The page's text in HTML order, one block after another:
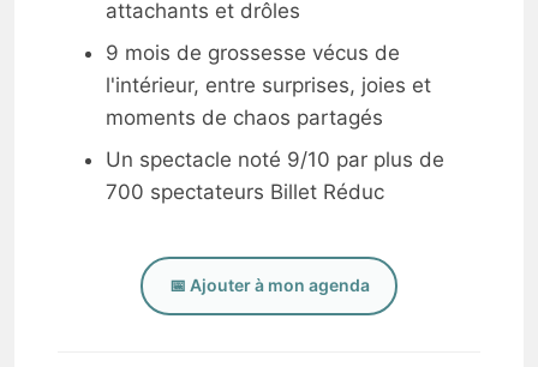
attachants et drôles
9 mois de grossesse vécus de
l'intérieur, entre surprises, joies et
moments de chaos partagés
Un spectacle noté 9/10 par plus de
700 spectateurs Billet Réduc
📅 Ajouter à mon agenda